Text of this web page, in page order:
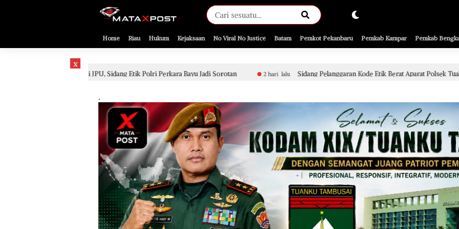
[gnpub_google_news_follow]
Home Riau Hukum Kejaksaan No Viral No Justice Batam Pemkot Pekanbaru Pemkab Kampar Pemkab
x
JPU, Sidang Etik Polri Perkara Bayu Jadi Sorotan 2 hari lalu Sidang Pelanggaran Kode Etik Berat Aparat Polsek Tualang Terkait Penyidikan
.